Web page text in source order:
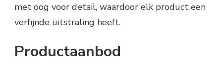
met oog voor detail, waardoor elk product een
verfijnde uitstraling heeft.
Productaanbod